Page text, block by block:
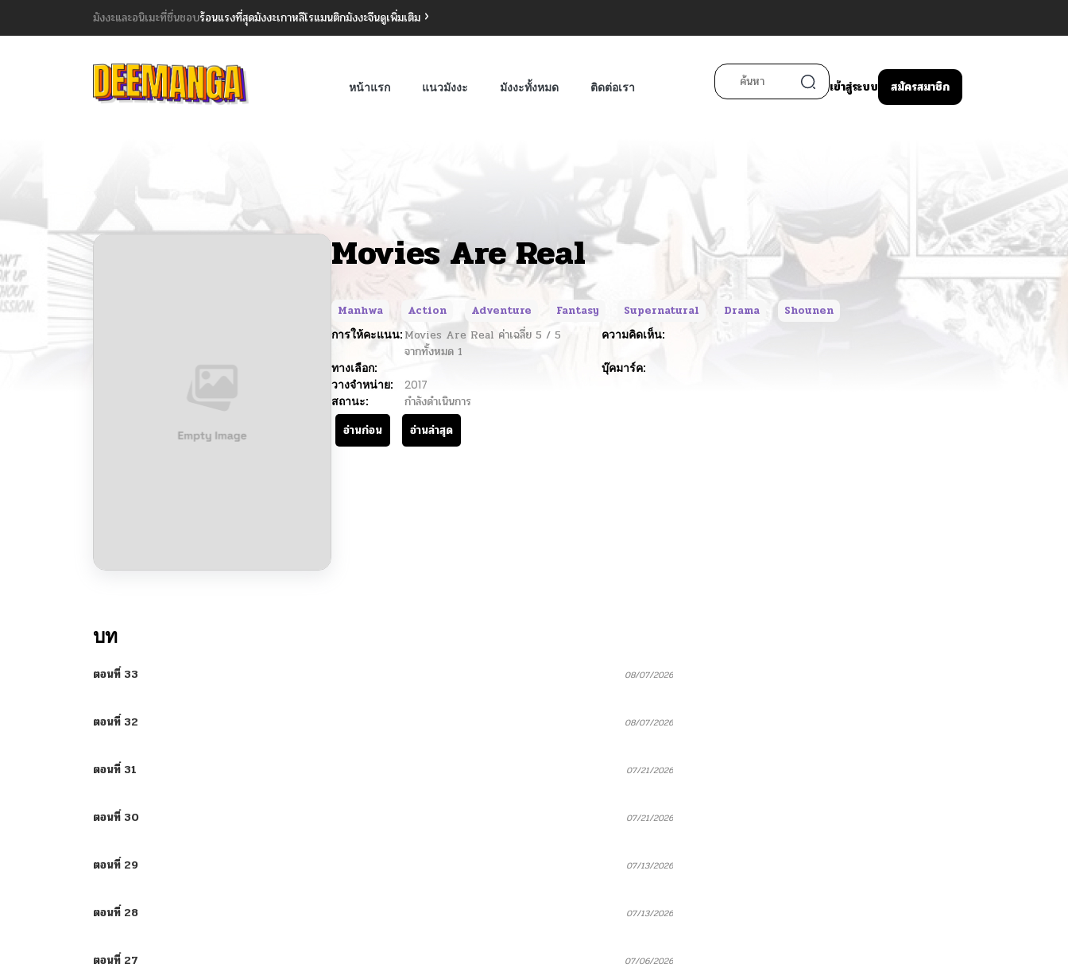
มังงะและอนิเมะที่ชื่นชอบร้อนแรงที่สุดมังงะเกาหลีโรแมนติกมังงะจีนดูเพิ่มเติม
หน้าแรก แนวมังงะ มังงะทั้งหมด ติดต่อเรา เข้าสู่ระบบ สมัครสมาชิก
Movies Are Real
Manhwa Action Adventure Fantasy Supernatural Drama
Shounen
การให้คะแนน: Movies Are Real ค่าเฉลี่ย 5 / 5
จากทั้งหมด 1
ความคิดเห็น:
ทางเลือก:
บุ๊คมาร์ค:
วางจำหน่าย:
2017
สถานะ:
กำลังดำเนินการ
อ่านก่อน
อ่านล่าสุด
บท
ตอนที่ 33 08/07/2026
ตอนที่ 32 08/07/2026
ตอนที่ 31 07/21/2026
ตอนที่ 30 07/21/2026
ตอนที่ 29 07/13/2026
ตอนที่ 28 07/13/2026
ตอนที่ 27 07/06/2026